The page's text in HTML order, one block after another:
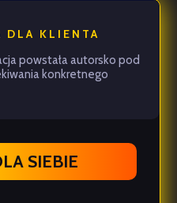
DLA KLIENTA
powstała autorsko pod
konkretnego
SIEBIE